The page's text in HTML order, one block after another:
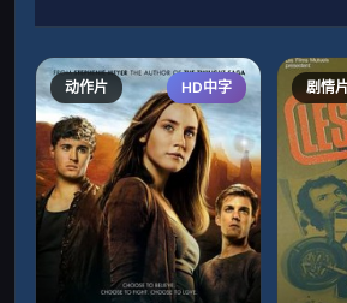
动作片 HD中字 剧情